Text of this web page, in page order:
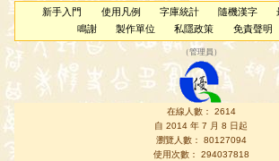
新手入門 使用凡例 字庫統計 隨機漢字
鳴謝
製作單位 私隱政策 免責聲明
（管理員 ）
在線人數： 2614
自 2014 年 7 月 8 日起
瀏覽人數： 80127094
使用次數： 294037818